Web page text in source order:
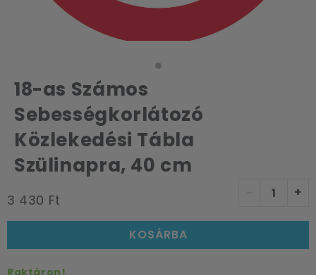
18-as Számos
Sebességkorlátozó
Közlekedési Tábla
Szülinapra, 40 cm
3 430 Ft +
KOSÁRBA
Raktáron!